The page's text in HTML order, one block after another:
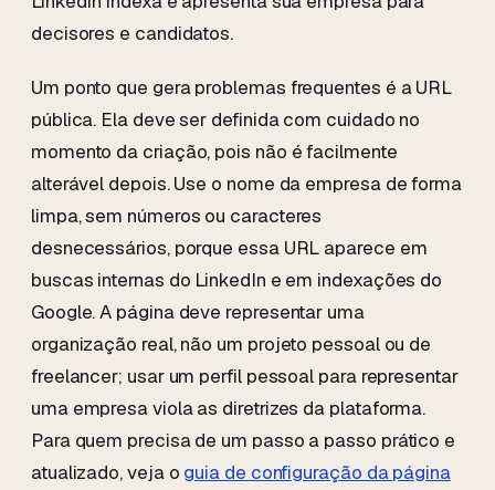
decisores e candidatos.
Um ponto que gera problemas frequentes é a URL
pública. Ela deve ser definida com cuidado no
momento da criação, pois não é facilmente
alterável depois. Use o nome da empresa de forma
limpa, sem números ou caracteres
desnecessários, porque essa URL aparece em
buscas internas do LinkedIn e em indexações do
Google. A página deve representar uma
organização real, não um projeto pessoal ou de
freelancer; usar um perfil pessoal para representar
uma empresa viola as diretrizes da plataforma.
Para quem precisa de um passo a passo prático e
atualizado, veja o guia de configuração da página